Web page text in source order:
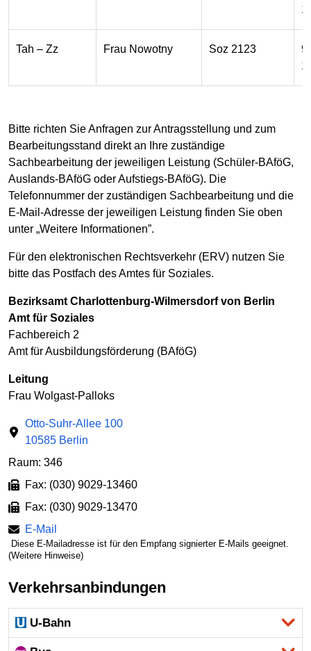
Tah – Zz Frau Nowotny Soz 2123
Bitte richten Sie Anfragen zur Antragsstellung und zum
Bearbeitungsstand direkt an Ihre zuständige
Sachbearbeitung der jeweiligen Leistung (Schüler-BAföG,
Auslands-BAföG oder Aufstiegs-BAföG). Die
Telefonnummer der zuständigen Sachbearbeitung und die
E-Mail-Adresse der jeweiligen Leistung finden Sie oben
unter „Weitere Informationen”.
Für den elektronischen Rechtsverkehr (ERV) nutzen Sie
bitte das Postfach des Amtes für Soziales.
Bezirksamt Charlottenburg-Wilmersdorf von Berlin
Amt für Soziales
Fachbereich 2
Amt für Ausbildungsförderung (BAföG)
Leitung
Frau Wolgast-Palloks
Otto-Suhr-Allee 100
10585 Berlin
Raum: 346
Fax: (030) 9029-13460
Fax: (030) 9029-13470
E-Mail
Diese E-Mailadresse ist für den Empfang signierter E-Mails geeignet.
(Weitere Hinweise)
Verkehrsanbindungen
U-Bahn